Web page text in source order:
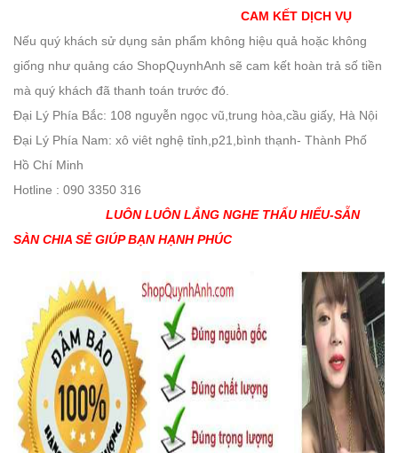
CAM KẾT DỊCH VỤ
Nếu quý khách sử dụng sản phẩm không hiệu quả hoặc không
giống như quảng cáo ShopQuynhAnh sẽ cam kết hoàn trả số tiền
mà quý khách đã thanh toán trước đó.
Đại Lý Phía Bắc: 108 nguyễn ngọc vũ,trung hòa,cầu giấy, Hà Nội
Đại Lý Phía Nam: xô viêt nghệ tỉnh,p21,bình thạnh- Thành Phố
Hồ Chí Minh
Hotline : 090 3350 316
LUÔN LUÔN LẮNG NGHE THẤU HIỂU-SẴN
SÀN CHIA SẺ GIÚP BẠN HẠNH PHÚC